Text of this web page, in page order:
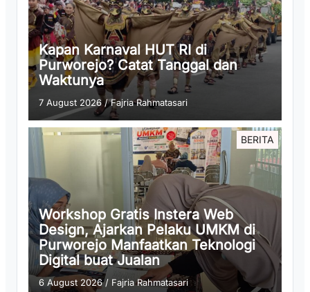
Kapan Karnaval HUT RI di
Purworejo? Catat Tanggal dan
Waktunya
7 August 2026 /Fajria Rahmatasari
BERITA
Workshop Gratis Instera Web
Design, Ajarkan Pelaku UMKM di
Purworejo Manfaatkan Teknologi
Digital buat Jualan
6 August 2026/ Fajria Rahmatasari